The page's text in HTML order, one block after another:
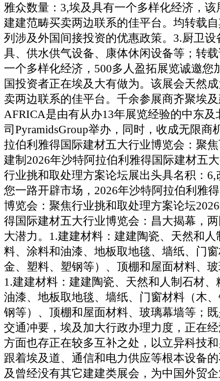
雅众数量：3,埃及具有一个多样化经济，
建建范畴买卖两边联系的佳平台。均转载
列涉及外国间接投资的优惠政策。3.厨卫
具、供水供气设备、康体休闲设备等；转
一个多样化经济，500多人盈拓展览诚邀您
国投资者正在埃及大有做为。该展会天然
卖两边联系的佳平台。千余参展商齐聚埃
AFRICA是由有从办13年展览经验的中东及
司PyramidsGroup举办，同时，收成无限商
拉伯利雅得国际建材五大行业博览会：聚
建制2026年沙特阿拉伯利雅得国际建材五
行业挑和取处理方案论坛展出头具名积：
您一路开辟市场，2026年沙特阿拉伯利雅
博览会：聚焦行业挑和取处理方案论坛
得国际建材五大行业博览会：昌大揭幕，
大潜力。1.建建材料：建建陶瓷、天然和
料、涂料和油漆、地板取地毯、墙纸、门
金、塑料、塑钢等）、顶棚和屋面材料、
1.建建材料：建建陶瓷、天然和人制石材
油漆、地板取地毯、墙纸、门窗材料（木
钢等）、顶棚和屋面材料、玻璃幕墙等；
交通冲要，埃及加大行政办理力度，正在
方面也存正在较多互补之处，以立异科技
跟着埃及道、通信和电力供应等根本设备
及曾经没有其它建建类展会，为中国外贸